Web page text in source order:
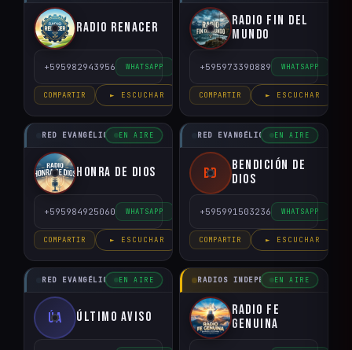
Radio Renacer
+595982943956 WHATSAPP
COMPARTIR ► ESCUCHAR
Radio Fin del
Mundo
+595973390889 WHATSAPP
COMPARTIR ► ESCUCHAR
RED EVANGÉLICO DEL PARAGUAY
EN AIRE
Honra de Dios
+595984925060 WHATSAPP
COMPARTIR ► ESCUCHAR
RED EVANGÉLICO DEL PARAGUAY
EN AIRE
BD
Bendición de
Dios
+595991503236 WHATSAPP
COMPARTIR ► ESCUCHAR
RED EVANGÉLICO DEL PARAGUAY
EN AIRE
ÚA Último Aviso
RADIOS INDEPENDIENTES
EN AIRE
Radio Fe
Genuina